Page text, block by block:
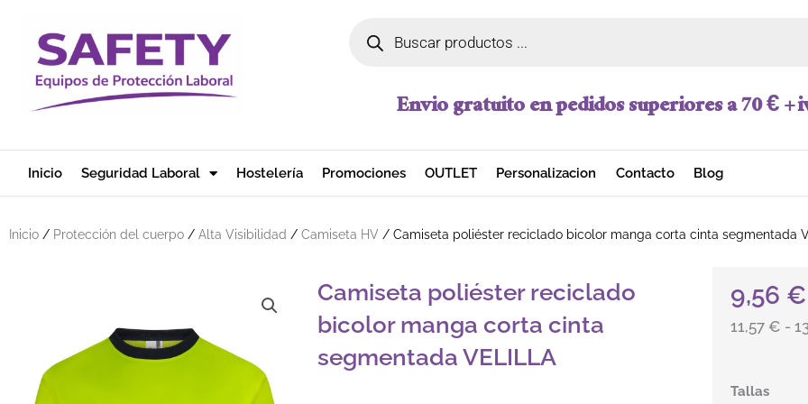
Envio gratuito en pedidos superiores a 70 € +
Inicio Seguridad Laboral Hostelería Promociones OUTLET Personalizacion Contacto Blog
Inicio / Protección del cuerpo / Alta Visibilidad / Camiseta HV / Camiseta poliéster reciclado bicolor manga corta cinta segmentada
Camiseta poliéster reciclado
bicolor manga corta cinta
segmentada VELILLA
9,56 €
11,57 € -
Tallas
Camiseta